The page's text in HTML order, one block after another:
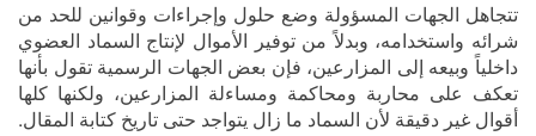
تتجاهل الجهات المسؤولة وضع حلول وإجراءات وقوانين للحد من
شرائه واستخدامه، وبدلاً من توفير الأموال لإنتاج السماد العضوي
داخلياً وبيعه إلى المزارعين، فإن بعض الجهات الرسمية تقول بأنها
تعكف على محاربة ومحاكمة ومساءلة المزارعين، ولكنها كلها
أقوال غير دقيقة لأن السماد ما زال يتواجد حتى تاريخ كتابة المقال.